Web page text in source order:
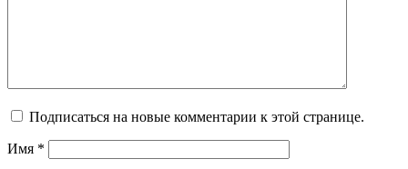
Подписаться на новые комментарии к этой странице.
Имя *